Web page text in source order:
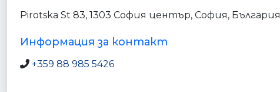
Pirotska St 83, 1303 София център, София, България
Информация за контакт
+359 88 985 5426